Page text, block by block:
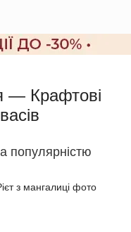
— Крафтові
популярністю